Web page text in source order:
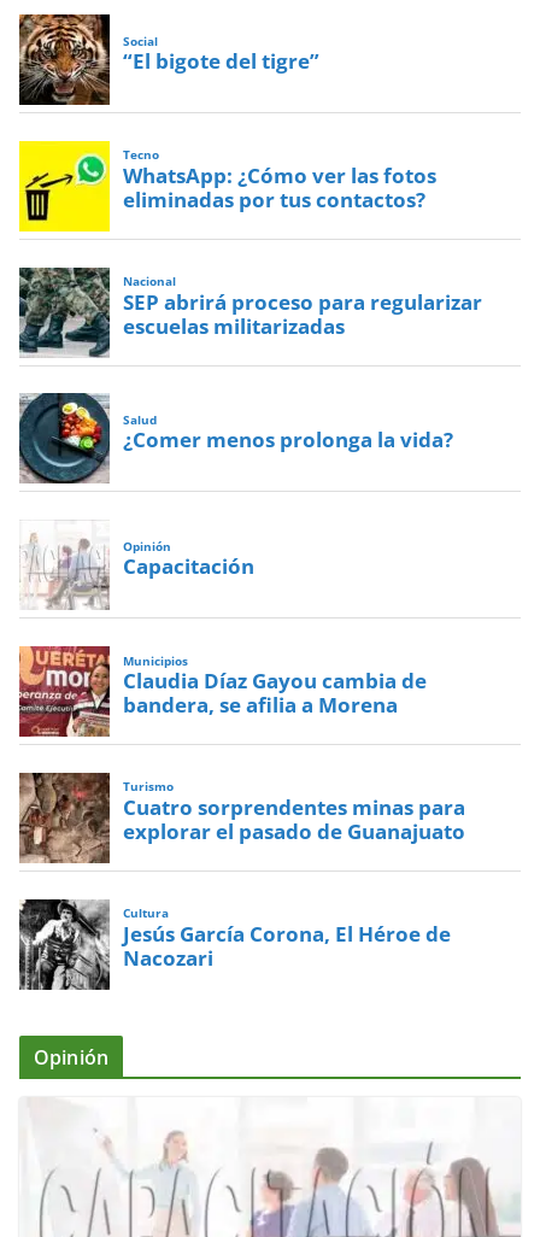
Social
“El bigote del tigre”
Tecno
WhatsApp: ¿Cómo ver las fotos
eliminadas por tus contactos?
Nacional
SEP abrirá proceso para regularizar
escuelas militarizadas
Salud
¿Comer menos prolonga la vida?
Opinión
Capacitación
Municipios
Claudia Díaz Gayou cambia de
bandera, se afilia a Morena
Turismo
Cuatro sorprendentes minas para
explorar el pasado de Guanajuato
Cultura
Jesús García Corona, El Héroe de
Nacozari
Opinión